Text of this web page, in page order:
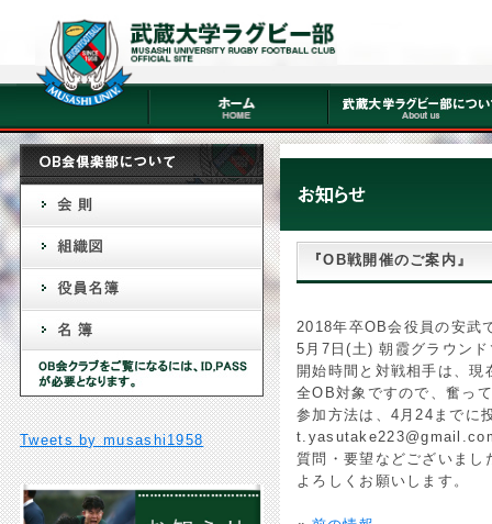
『OB戦開催のご案内』
2018年卒OB会役員の安武
5月7日(土) 朝霞グラウン
開始時間と対戦相手は、現
全OB対象ですので、奮っ
参加方法は、4月24までに
質問・要望などございまし
よろしくお願いします。
Tweets by musashi1958